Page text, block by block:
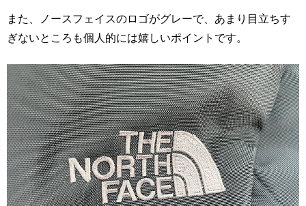
また、ノースフェイスのロゴがグレーで、あまり目立ちす
ぎないところも個人的には嬉しいポイントです。